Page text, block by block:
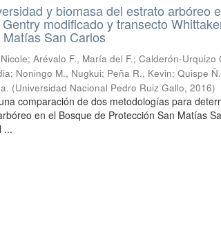
y biomasa del estrato arbóreo
modificado y transecto
San Carlos
;Arévalo F., María del F.;Calderón-Urquizo
; Noningo M., Nugkui; Peña R., Kevin;Quispe
(Universidad Nacional Pedro Ruiz Gallo,2016)
comparación de dos metodologías para
en el Bosque de Protección San Matías
...